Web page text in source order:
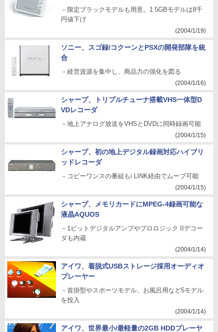
－限定ブラックモデルも用意。1.5GBモデルは8千
円値下げ
(2004/1/19)
ソニー、スゴ録/コクーンとPSXの開発部隊を統
合
－経営資源を集中し、商品力の強化を図る
(2004/1/16)
シャープ、トリプルチューナ搭載VHS一体型D
VDレコーダ
－地上アナログ放送をVHSとDVDに同時録画可能
(2004/1/15)
シャープ、初の地上デジタル録画対応ハイブリ
ッドレコーダ
－コピーワンスの番組もi.LINK経由でムーブ可能
(2004/1/15)
シャープ、メモリカードにMPEG-4録画可能な
液晶AQUOS
－1ビットデジタルアンプやプロロジック IIデコー
ダも内蔵
(2004/1/14)
アイワ、着脱式USBストレージ採用オーディオ
プレーヤー
－首掛型やスポーツモデル、お風呂用など5モデル
を投入
(2004/1/14)
アイワ、世界最小/最軽量の2GB HDDプレーヤ